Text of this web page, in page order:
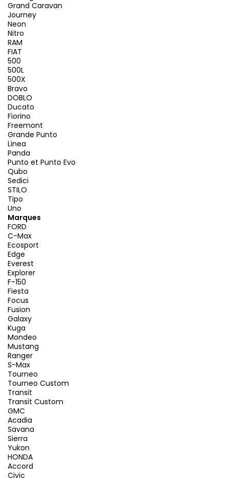
Grand Caravan
Journey
Neon
Nitro
RAM
FIAT
500
500L
500X
Bravo
DOBLO
Ducato
Fiorino
Freemont
Grande Punto
Linea
Panda
Punto et Punto Evo
Qubo
Sedici
STILO
Tipo
Uno
Marques
FORD
C-Max
Ecosport
Edge
Everest
Explorer
F-150
Fiesta
Focus
Fusion
Galaxy
Kuga
Mondeo
Mustang
Ranger
S-Max
Tourneo
Tourneo Custom
Transit
Transit Custom
GMC
Acadia
Savana
Sierra
Yukon
HONDA
Accord
Civic